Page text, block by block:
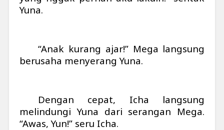
Yuna.
“Anak kurang ajar!” Mega langsung
berusaha menyerang Yuna.
Dengan cepat, Icha langsung
melindungi Yuna dari serangan Mega.
“Awas, Yun!” seru Icha.